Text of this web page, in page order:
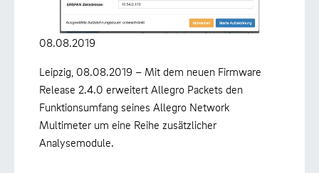
08.08.2019
Leipzig, 08.08.2019 – Mit dem neuen Firmware
Release 2.4.0 erweitert Allegro Packets den
Funktionsumfang seines Allegro Network
Multimeter um eine Reihe zusätzlicher
Analysemodule.